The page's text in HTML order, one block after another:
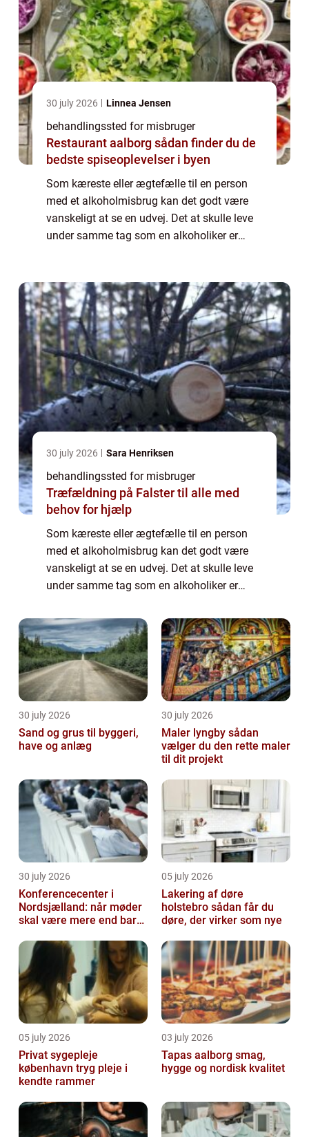
30 july 2026 Linnea Jensen
behandlingssted for misbruger
Restaurant aalborg sådan finder du de
bedste spiseoplevelser i byen
Som kæreste eller ægtefælle til en person
med et alkoholmisbrug kan det godt være
vanskeligt at se en udvej. Det at skulle leve
under samme tag som en alkoholiker er
30 july 2026 Sara Henriksen
behandlingssted for misbruger
Træfældning på Falster til alle med
behov for hjælp
Som kæreste eller ægtefælle til en person
med et alkoholmisbrug kan det godt være
vanskeligt at se en udvej. Det at skulle leve
under samme tag som en alkoholiker er
fylder utroligt meg...
30 july 2026
Sand og grus til byggeri,
have og anlæg
30 july 2026
Maler lyngby sådan
vælger du den rette maler
til dit projekt
30 july 2026
Konferencecenter i
Nordsjælland: når møder
skal være mere end bare
05 july 2026
Lakering af døre
holstebro sådan får du
døre, der virker som nye
05 july 2026
Privat sygepleje
københavn tryg pleje i
kendte rammer
03 july 2026
Tapas aalborg smag,
hygge og nordisk kvalitet